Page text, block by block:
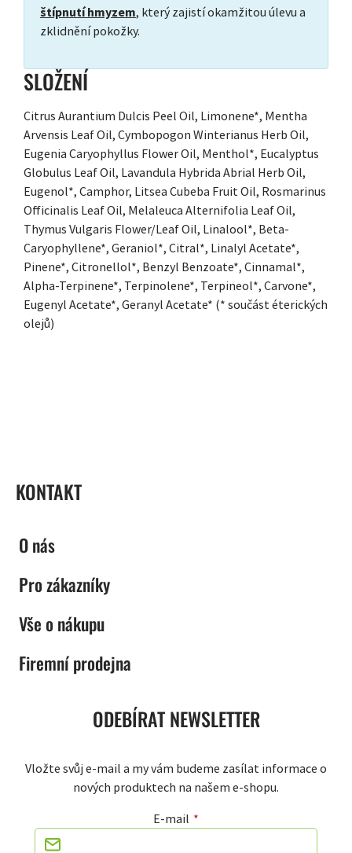
štípnutí hmyzem, který zajistí okamžitou úlevu a
zklidnění pokožky.
SLOŽENÍ
Citrus Aurantium Dulcis Peel Oil, Limonene*, Mentha
Arvensis Leaf Oil, Cymbopogon Winterianus Herb Oil,
Eugenia Caryophyllus Flower Oil, Menthol*, Eucalyptus
Globulus Leaf Oil, Lavandula Hybrida Abrial Herb Oil,
Eugenol*, Camphor, Litsea Cubeba Fruit Oil, Rosmarinus
Officinalis Leaf Oil, Melaleuca Alternifolia Leaf Oil,
Thymus Vulgaris Flower/Leaf Oil, Linalool*, Beta-
Caryophyllene*, Geraniol*, Citral*, Linalyl Acetate*,
Pinene*, Citronellol*, Benzyl Benzoate*, Cinnamal*,
Alpha-Terpinene*, Terpinolene*, Terpineol*, Carvone*,
Eugenyl Acetate*, Geranyl Acetate* (* součást éterických
olejů)
KONTAKT
O nás
Pro zákazníky
Vše o nákupu
Firemní prodejna
ODEBÍRAT NEWSLETTER
Vložte svůj e-mail a my vám budeme zasílat informace o
nových produktech na našem e-shopu.
E-mail